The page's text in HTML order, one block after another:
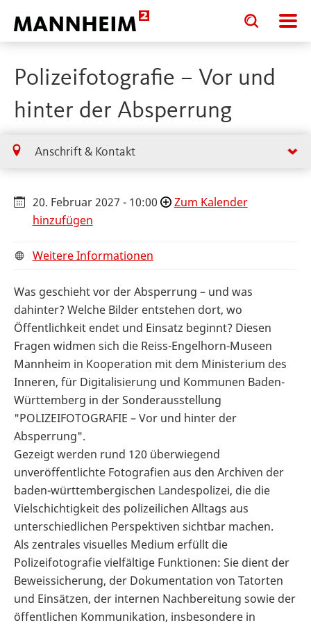
Toggle
search
input
Toggle
search
input
Polizeifotografie – Vor und
hinter der Absperrung
Anschrift & Kontakt
20. Februar 2027 - 10:00
Zum Kalender
hinzufügen
Weitere Informationen
Was geschieht vor der Absperrung – und was
dahinter? Welche Bilder entstehen dort, wo
Öffentlichkeit endet und Einsatz beginnt? Diesen
Fragen widmen sich die Reiss-Engelhorn-Museen
Mannheim in Kooperation mit dem Ministerium des
Inneren, für Digitalisierung und Kommunen Baden-
Württemberg in der Sonderausstellung
"POLIZEIFOTOGRAFIE – Vor und hinter der
Absperrung".
Gezeigt werden rund 120 überwiegend
unveröffentlichte Fotografien aus den Archiven der
baden-württembergischen Landespolizei, die die
Vielschichtigkeit des polizeilichen Alltags aus
unterschiedlichen Perspektiven sichtbar machen.
Als zentrales visuelles Medium erfüllt die
Polizeifotografie vielfältige Funktionen: Sie dient der
Beweissicherung, der Dokumentation von Tatorten
und Einsätzen, der internen Nachbereitung sowie der
öffentlichen Kommunikation, insbesondere in